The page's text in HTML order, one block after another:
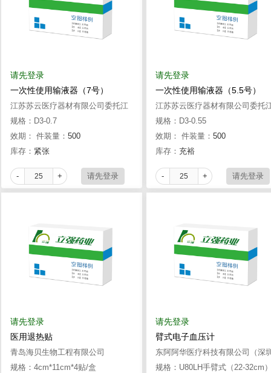
请先登录
一次性使用输液器（7号）
江苏苏云医疗器材有限公司委托江
苏苏云众康医疗器材有限公司
规格：D3-0.7
效期： 件装量： 500
库存： 紧张
- +
请先登录
一次性使用输液器（5.5号）
江苏苏云医疗器材有限公司委托
苏苏云众康医疗器材有限公司
规格：D3-0.55
效期： 件装量： 500
库存： 充裕
- +
请先登录
医用退热贴
青岛海贝生物工程有限公司
规格：4cm*11cm*4贴/盒
请先登录
臂式电子血压计
东阿阿华医疗科技有限公司（深
市优瑞恩科技有限公司）
规格：U80LH手臂式（22-32cm